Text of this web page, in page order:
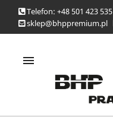
Telefon: +48 501 423 535
sklep@bhppremium.pl
